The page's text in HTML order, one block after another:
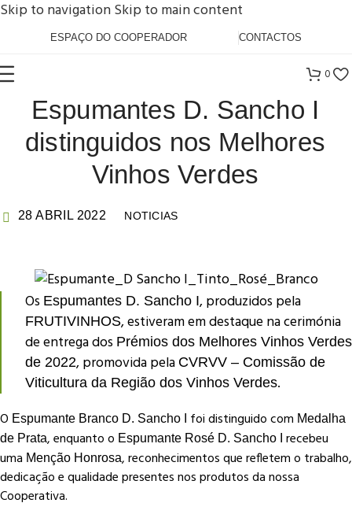
Skip to navigationSkip to main content
ESPAÇO DO COOPERADOR CONTACTOS
0
Espumantes D. Sancho I
distinguidos nos Melhores
Vinhos Verdes
28 ABRIL 2022 NOTICIAS
Os Espumantes D. Sancho I, produzidos pela
FRUTIVINHOS, estiveram em destaque na cerimónia
de entrega dos Prémios dos Melhores Vinhos Verdes
de 2022, promovida pela CVRVV – Comissão de
Viticultura da Região dos Vinhos Verdes.
O Espumante Branco D. Sancho I foi distinguido com Medalha
de Prata, enquanto o Espumante Rosé D. Sancho I
recebeu
uma Menção Honrosa, reconhecimentos que refletem o trabalho,
dedicação e qualidade presentes nos produtos da nossa
Cooperativa.